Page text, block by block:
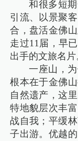
和很多短
引流、以景聚
合，盘活金佛
走过11届，早
出手的文旅名片
一座山，
根本在于金佛
自然遗产，这
特地貌层次丰
战自我；平缓
子出游。优越